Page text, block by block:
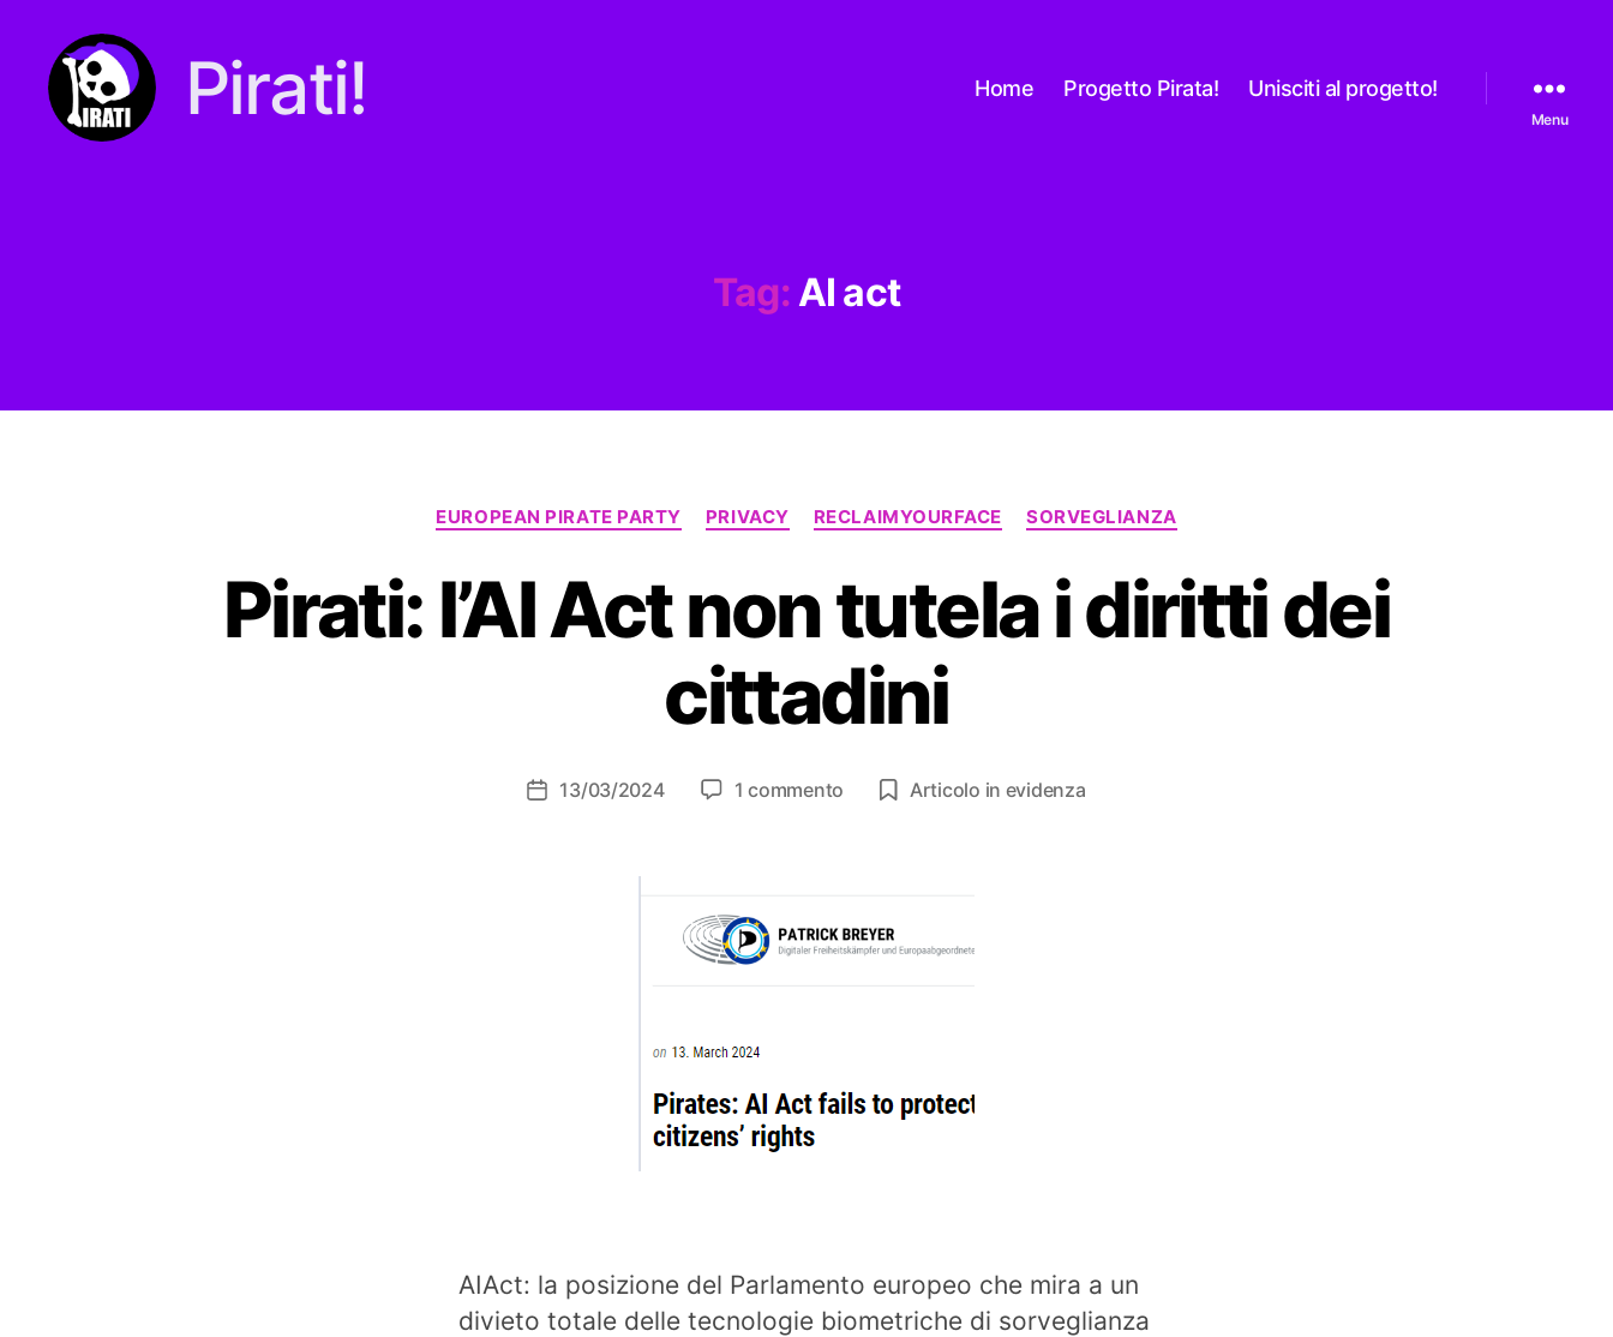
Pirati! Home Progetto Pirata! Unisciti al progetto!
Menu
Tag: AI act
Categorie
EUROPEAN PIRATE PARTY PRIVACY RECLAIMYOURFACE SORVEGLIANZA
Pirati: l’AI Act non tutela i diritti dei
cittadini
Data13/03/2024 1 commento
tutela
i
Articolo in evidenza
AIAct: la posizione del Parlamento europeo che mira a un
divieto totale delle tecnologie biometriche di sorveglianza